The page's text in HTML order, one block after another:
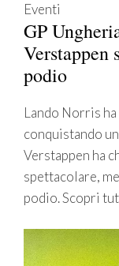
Eventi
GP
Verstappen
podio
Lando Norris
conquistando
Verstappen ha
spettacolare,
podio. Scopri